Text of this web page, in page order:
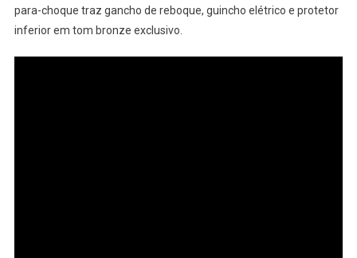
para-choque traz gancho de reboque, guincho elétrico e protetor
inferior em tom bronze exclusivo.